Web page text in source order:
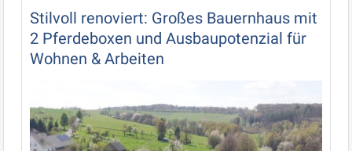
Stilvoll renoviert: Großes Bauernhaus mit
2 Pferdeboxen und Ausbaupotenzial für
Wohnen & Arbeiten